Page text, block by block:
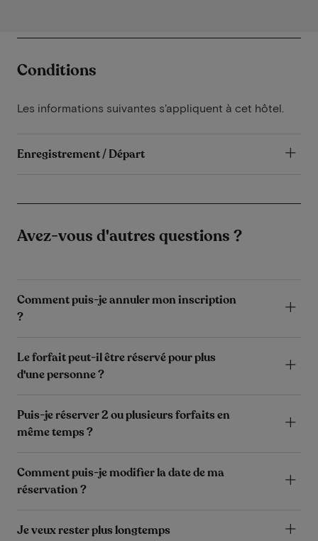
Conditions
Les informations suivantes s'appliquent à cet hôtel.
Enregistrement / Départ
Avez-vous d'autres questions ?
Comment puis-je annuler mon inscription
?
Le forfait peut-il être réservé pour plus
d'une personne ?
Puis-je réserver 2 ou plusieurs forfaits en
même temps ?
Comment puis-je modifier la date de ma
réservation ?
Je veux rester plus longtemps